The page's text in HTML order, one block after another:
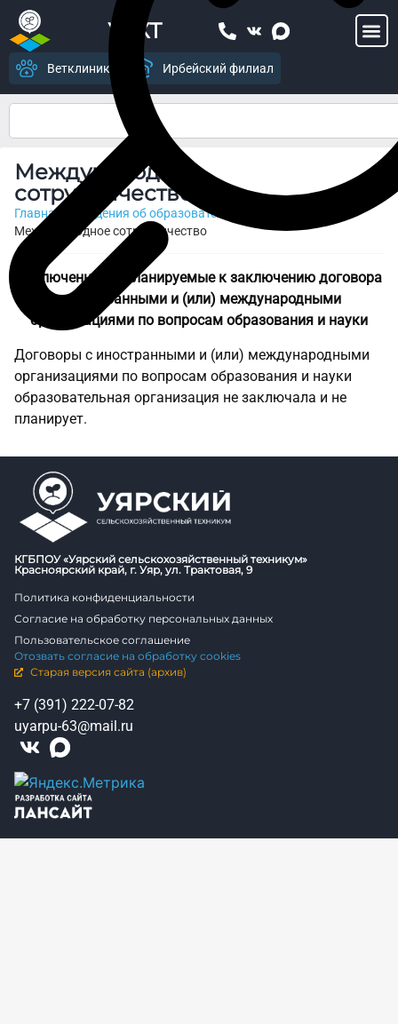
УСХТ
Ветклиника Ирбейский филиал
Международное
сотрудничество
Главная Сведения об образовательной организации
Международное сотрудничество
Заключенные и планируемые к заключению договора
с иностранными и (или) международными
организациями по вопросам образования и науки
Договоры с иностранными и (или) международными
организациями по вопросам образования и науки
образовательная организация не заключала и не
планирует.
КГБПОУ «Уярский сельскохозяйственный техникум»
Красноярский край, г. Уяр, ул. Трактовая, 9
Политика конфиденциальности
Согласие на обработку персональных данных
Пользовательское соглашение
Отозвать согласие на обработку cookies
Старая версия сайта (архив)
+7 (391) 222-07-82
uyarpu-63@mail.ru